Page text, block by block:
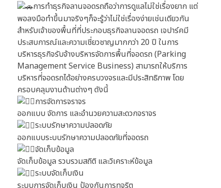
การทำธุรกิจลานจอดรถถือว่าการดูแลไม่ใช่เรื่องยาก แต่
พอลงมือทำขึ้นมาจริงๆก็จะรู้ว่าไม่ใช่เรื่องง่ายเช่นเดียวกัน
สำหรับเจ้าของพื้นที่ที่ประกอบธุรกิจลานจอดรถ เจปาร์คมี
ประสบการณ์และความเชี่ยวชาญมากกว่า 20 ปี ในการ
บริหารธุรกิจรับจ้างบริหารจัดการพื้นที่จอดรถ (Parking
Management Service Business) สามารถให้บริการ
บริหารที่จอดรถได้อย่างครบวงจรและมีประสิทธิภาพ โดย
ครอบคลุมงานด้านต่างๆ ดังนี้
การจัดการจราจร
ออกแบบ จัดการ และอำนวยความสะดวกจราจร
ระบบรักษาความปลอดภัย
ออกแบบระบบรักษาความปลอดภัยที่จอดรถ
จัดเก็บข้อมูล
จัดเก็บข้อมูล รวบรวมสถิติ และวิเคราะห์ข้อมูล
ระบบจัดเก็บเงิน
ระบบการจัดเก็บเงิน ป้องกันการทุจริต